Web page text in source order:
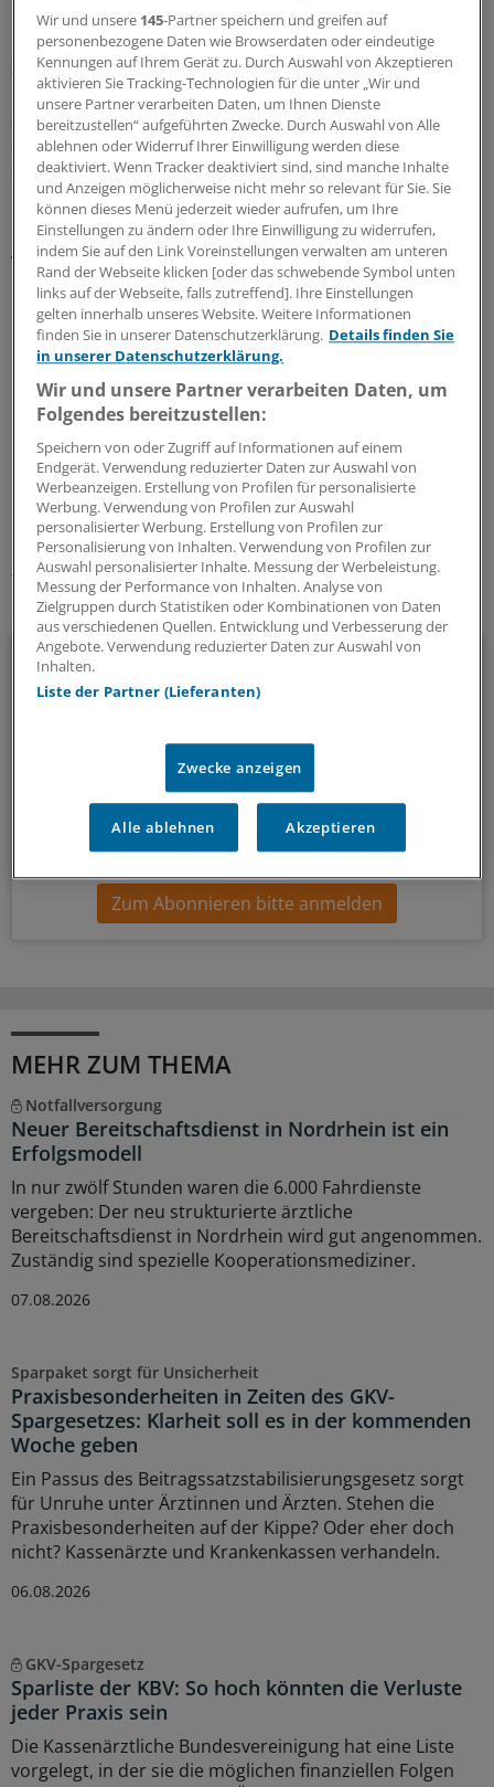
Fachsprachenprüfungen abgenommen, darunter 2567
Erst- und 1511 Wiederholungsprüfungen. In diesem
Zeitraum wurden im Schnitt 50,9 Prozent der Prüfungen
nicht bestanden. Es würden vor allem diejenigen
ausländischen Ärzte in den Prüfungen erfolgreich sein,
die sich mit professioneller Begleitung vorbereiten,
sagte Windhorst.
In Westfalen-Lippe hatten bis Ende 2017 Ärztinnen und
Ärzte aus 91 verschiedenen Nationen die
Fachsprachenprüfung abgelegt. Die größte Gruppe
bildeten mit 475 die Syrer, gefolgt von Ägyptern (231)
und Libyern (215). Bei der Erstprüfung waren die
Kandidaten im Schnitt 30,5 Jahre alt. Der Anteil der
Frauen stieg von 17,1 Prozent im Jahr 2014 auf 30,4
Prozent.(iss)
Schlagworte:
Berufspolitik Flüchtlinge Nordrhein
Ihr Newsletter zum Thema
Politik & Debatte
Mit diesem Newsletter blicken Sie hinter das tägliche
Hintergründen und einem Blick auf Themen, die die Agenda
14-tägig, donnerstags
Zum Abonnieren bitte anmelden
MEHR ZUM THEMA
Notfallversorgung
Neuer Bereitschaftsdienst in Nordrhein ist ein
Erfolgsmodell
In nur zwölf Stunden waren die 6.000 Fahrdienste
vergeben: Der neu strukturierte ärztliche
Bereitschaftsdienst in Nordrhein wird gut angenommen.
Zuständig sind spezielle Kooperationsmediziner.
07.08.2026
Sparpaket sorgt für Unsicherheit
Praxisbesonderheiten in Zeiten des GKV-
Spargesetzes: Klarheit soll es in der kommenden
Woche geben
Ein Passus des Beitragssatzstabilisierungsgesetz sorgt
für Unruhe unter Ärztinnen und Ärzten. Stehen die
Praxisbesonderheiten auf der Kippe? Oder eher doch
nicht? Kassenärzte und Krankenkassen verhandeln.
06.08.2026
GKV-Spargesetz
Sparliste der KBV: So hoch könnten die Verluste
jeder Praxis sein
Die Kassenärztliche Bundesvereinigung hat eine Liste
vorgelegt, in der sie die möglichen finanziellen Folgen
Wir und unsere 145-Partner speichern und greifen auf
personenbezogene Daten wie Browserdaten oder eindeutige
Kennungen auf Ihrem Gerät zu. Durch Auswahl von Akzeptieren
aktivieren Sie Tracking-Technologien für die unter „Wir und
unsere Partner verarbeiten Daten, um Ihnen Dienste
bereitzustellen“ aufgeführten Zwecke. Durch Auswahl von Alle
ablehnen oder Widerruf Ihrer Einwilligung werden diese
deaktiviert. Wenn Tracker deaktiviert sind, sind manche Inhalte
und Anzeigen möglicherweise nicht mehr so relevant für Sie. Sie
können dieses Menü jederzeit wieder aufrufen, um Ihre
Einstellungen zu ändern oder Ihre Einwilligung zu widerrufen,
indem Sie auf den Link Voreinstellungen verwalten am unteren
Rand der Webseite klicken [oder das schwebende Symbol unten
links auf der Webseite, falls zutreffend]. Ihre Einstellungen
gelten innerhalb unseres Website. Weitere Informationen
finden Sie in unserer Datenschutzerklärung. Details finden Sie
in unserer Datenschutzerklärung.
Wir und unsere Partner verarbeiten Daten, um
Folgendes bereitzustellen:
Speichern von oder Zugriff auf Informationen auf einem
Endgerät. Verwendung reduzierter Daten zur Auswahl von
Werbeanzeigen. Erstellung von Profilen für personalisierte
Werbung. Verwendung von Profilen zur Auswahl
personalisierter Werbung. Erstellung von Profilen zur
Personalisierung von Inhalten. Verwendung von Profilen zur
Auswahl personalisierter Inhalte. Messung der Werbeleistung.
Messung der Performance von Inhalten. Analyse von
Zielgruppen durch Statistiken oder Kombinationen von Daten
aus verschiedenen Quellen. Entwicklung und Verbesserung der
Angebote. Verwendung reduzierter Daten zur Auswahl von
Inhalten.
Liste der Partner (Lieferanten)
Zwecke anzeigen
Alle ablehnen Akzeptieren